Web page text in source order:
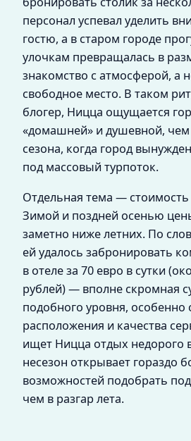
персонал успевал уделить
гостю, а в старом городе
улочкам превращалась в
знакомство с атмосферой, а
свободное место. В таком
блогер, Ницца ощущается
«домашней» и душевной, чем
сезона, когда город
под массовый турпоток.
Отдельная тема —
Зимой и поздней осенью
заметно ниже летних. По
ей удалось забронировать
в отеле за 70 евро в сутки
рублей) — вполне скромная
подобного уровня, особенно
расположения и качества
ищет Ницца отдых недорого
несезон открывает гораздо
возможностей подобрать
чем в разгар лета.